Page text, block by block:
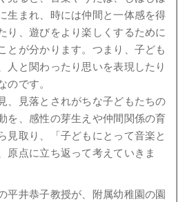
生まれ、時には仲間と一体感を得
り、遊びをより楽しくするために
とが分かります。つまり、子ども
人と関わったり思いを表現したり
のです。
、見落とされがちな子どもたちの
を、感性の芽生えや仲間関係の育
見取り、「子どもにとって音楽と
原点に立ち返って考えていきま
平井恭子教授が、附属幼稚園の園